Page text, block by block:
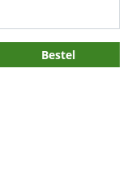
Bestel